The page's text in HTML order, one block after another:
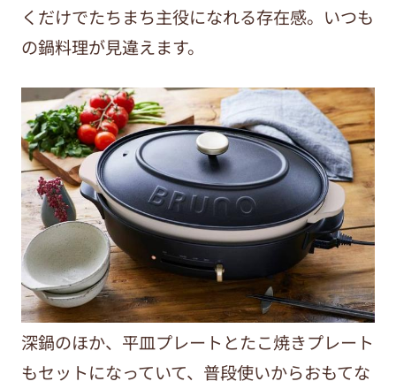
くだけでたちまち主役になれる存在感。いつも
の鍋料理が見違えます。
深鍋のほか、平皿プレートとたこ焼きプレート
もセットになっていて、普段使いからおもてな